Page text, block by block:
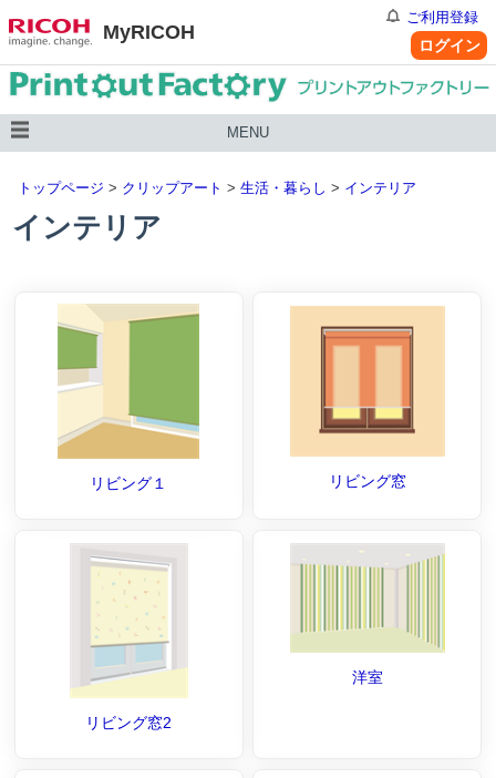
MyRICOH
ご利用登録
ログイン
MENU
トップページ > クリップアート > 生活・暮らし > インテリア
インテリア
リビング１ リビング窓
リビング窓2
洋室